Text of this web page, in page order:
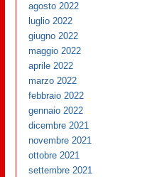
agosto 2022
luglio 2022
giugno 2022
maggio 2022
aprile 2022
marzo 2022
febbraio 2022
gennaio 2022
dicembre 2021
novembre 2021
ottobre 2021
settembre 2021